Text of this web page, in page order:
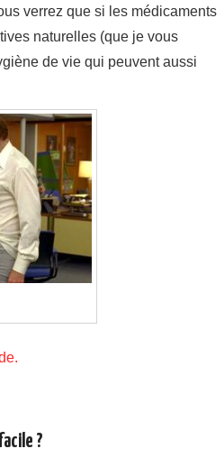
verrez que si les médicaments
naturelles (que je vous
de vie qui peuvent aussi
?